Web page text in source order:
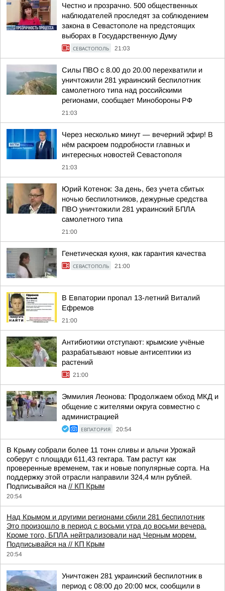
Честно и прозрачно. 500 общественных
наблюдателей проследят за соблюдением
закона в Севастополе на предстоящих
выборах в Государственную Думу
СЕВАСТОПОЛЬ 21:03
Силы ПВО с 8.00 до 20.00 перехватили и
уничтожили 281 украинский беспилотник
самолетного типа над российскими
регионами, сообщает Минобороны РФ
21:03
Через несколько минут — вечерний эфир! В
нём раскроем подробности главных и
интересных новостей Севастополя
21:03
Юрий Котенок: За день, без учета сбитых
ночью беспилотников, дежурные средства
ПВО уничтожили 281 украинский БПЛА
самолетного типа
21:00
Генетическая кухня, как гарантия качества
СЕВАСТОПОЛЬ 21:00
В Евпатории пропал 13-летний Виталий
Ефремов
21:00
Антибиотики отступают: крымские учёные
разрабатывают новые антисептики из
растений
21:00
Эммилия Леонова: Продолжаем обход МКД и
общение с жителями округа совместно с
администрацией
ЕВПАТОРИЯ 20:54
В Крыму собрали более 11 тонн сливы и алычи Урожай
соберут с площади 611,43 гектара. Там растут как
проверенные временем, так и новые популярные сорта. На
поддержку этой отрасли направили 324,4 млн рублей.
Подписывайся на // КП Крым
20:54
Над Крымом и другими регионами сбили 281 беспилотник
Это произошло в период с восьми утра до восьми вечера.
Кроме того, БПЛА нейтрализовали над Черным морем.
Подписывайся на // КП Крым
20:54
Уничтожен 281 украинский беспилотник в
период с 08:00 до 20:00 мск, сообщили в